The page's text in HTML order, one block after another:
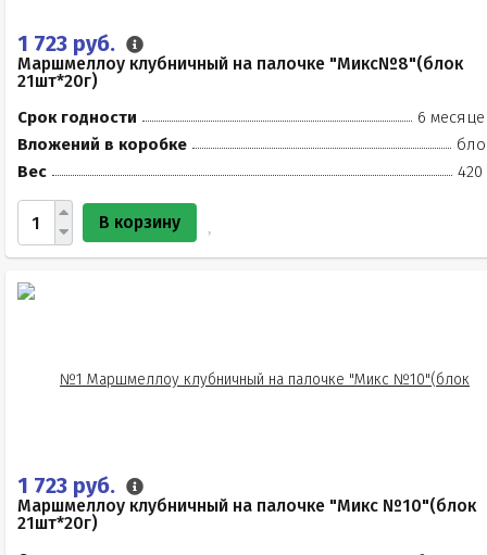
1 723 руб.
Маршмеллоу клубничный на палочке "Микс№8"(блок
21шт*20г)
Срок годности
6
Вложений в коробке
Вес
420
В корзину
1 723 руб.
Маршмеллоу клубничный на палочке "Микс №10"(блок
21шт*20г)